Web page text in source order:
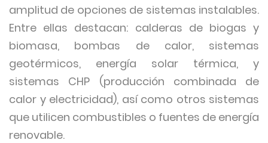
amplitud de opciones de sistemas instalables.
Entre ellas destacan: calderas de biogas y
biomasa, bombas de calor, sistemas
geotérmicos, energía solar térmica, y
sistemas CHP (producción combinada de
calor y electricidad), así como otros sistemas
que utilicen combustibles o fuentes de energía
renovable.